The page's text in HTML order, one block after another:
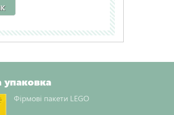
Фірмові пакети LEGO